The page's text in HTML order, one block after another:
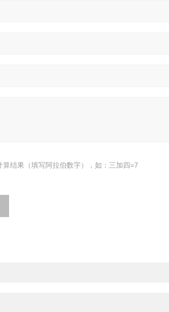
算结果（填写阿拉伯数字），如：三加四=7